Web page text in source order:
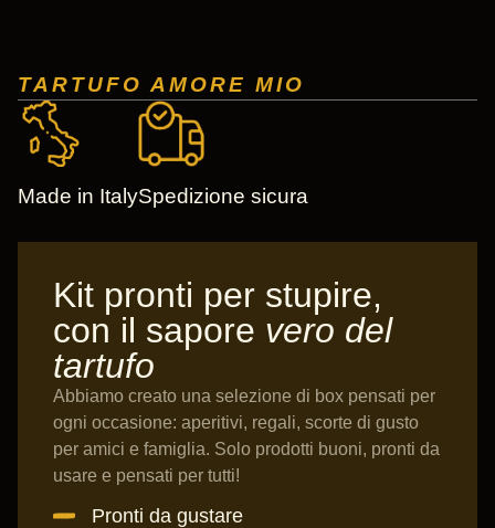
TARTUFO AMORE MIO
Made in ItalySpedizione sicura
Kit pronti per stupire,
con il sapore vero del
tartufo
Abbiamo creato una selezione di box pensati per
ogni occasione: aperitivi, regali, scorte di gusto
per amici e famiglia. Solo prodotti buoni, pronti da
usare e pensati per tutti!
Pronti da gustare